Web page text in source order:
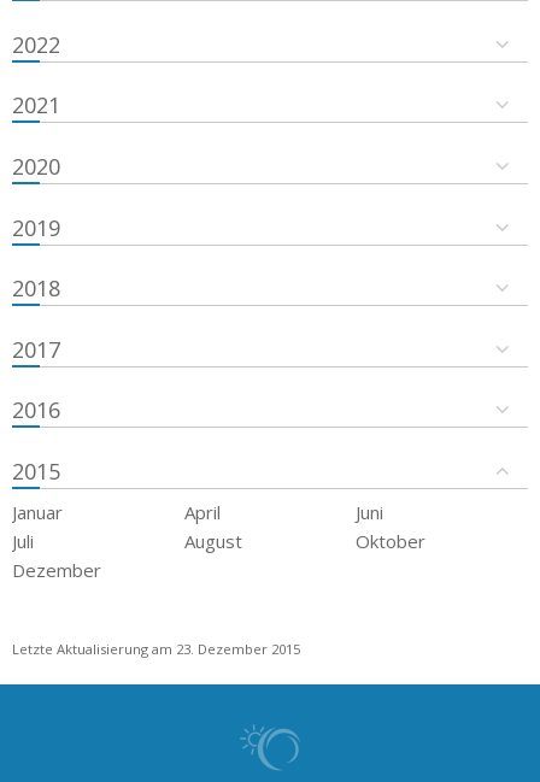
2022
2021
2020
2019
2018
2017
2016
2015
Januar April
Juni
Juli
August
Oktober
Dezember
Letzte Aktualisierung am 23. Dezember 2015